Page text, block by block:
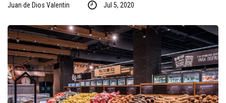
Juan de Dios Valentin Jul 5, 2020